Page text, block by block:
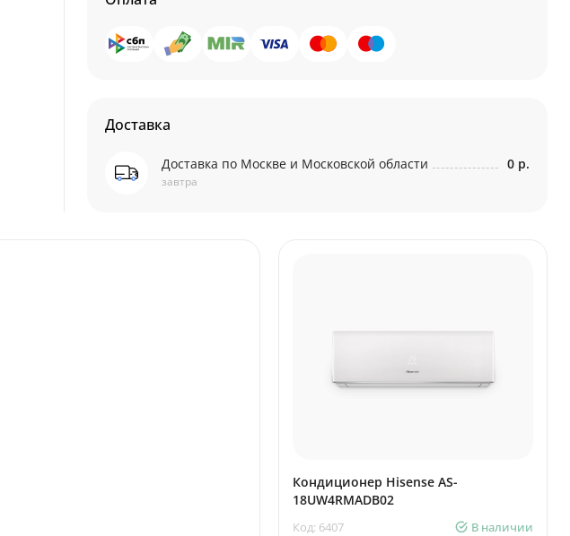
Доставка
Доставка по Москве и Московской области
завтра
0 р.
Кондиционер Hisense AS-
18UW4RMADB02
Код: 6407 В наличии